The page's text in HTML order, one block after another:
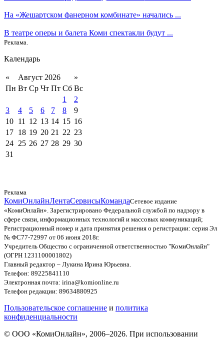
На «Жешартском фанерном комбинате» начались ...
В театре оперы и балета Коми спектакли будут ...
Реклама.
Календарь
« Август 2026
»
Пн Вт Ср Чт Пт Сб Вс
1
2
3
4 5 6 7 8
9
10 11 12 13 14 15 16
17 18 19 20 21 22 23
24 25 26 27 28 29 30
31
Реклама
КомиОнлайнЛентаСервисыКомандаСетевое издание
«КомиОнлайн». Зарегистрировано Федеральной службой по надзору в
сфере связи, информационных технологий и массовых коммуникаций;
Регистрационный номер и дата принятия решения о регистрации: серия Эл
№ ФС77-72997 от 06 июня 2018г.
Учредитель Общество с ограниченной ответственностью "КомиОнлайн"
(ОГРН 1231100001802)
Главный редактор – Лукина Ирина Юрьевна.
Телефон: 89225841110
Электронная почта: irina@komionline.ru
Телефон редакции: 89634880925
Пользовательское соглашение и политика
конфиденциальности
© ООО «КомиОнлайн», 2006–2026. При использовании